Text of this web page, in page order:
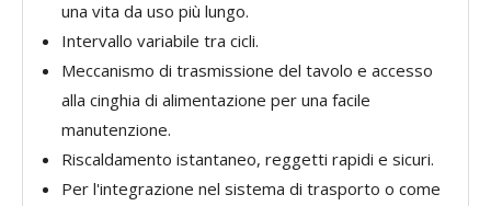
una vita da uso più lungo.
Intervallo variabile tra cicli.
Meccanismo di trasmissione del tavolo e accesso
alla cinghia di alimentazione per una facile
manutenzione.
Riscaldamento istantaneo, reggetti rapidi e sicuri.
Per l'integrazione nel sistema di trasporto o come